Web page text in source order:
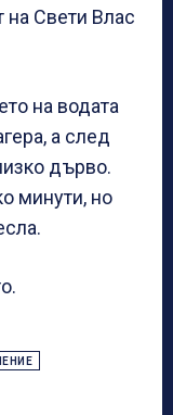
на Свети Влас
на водата
а след
дърво.
минути, но